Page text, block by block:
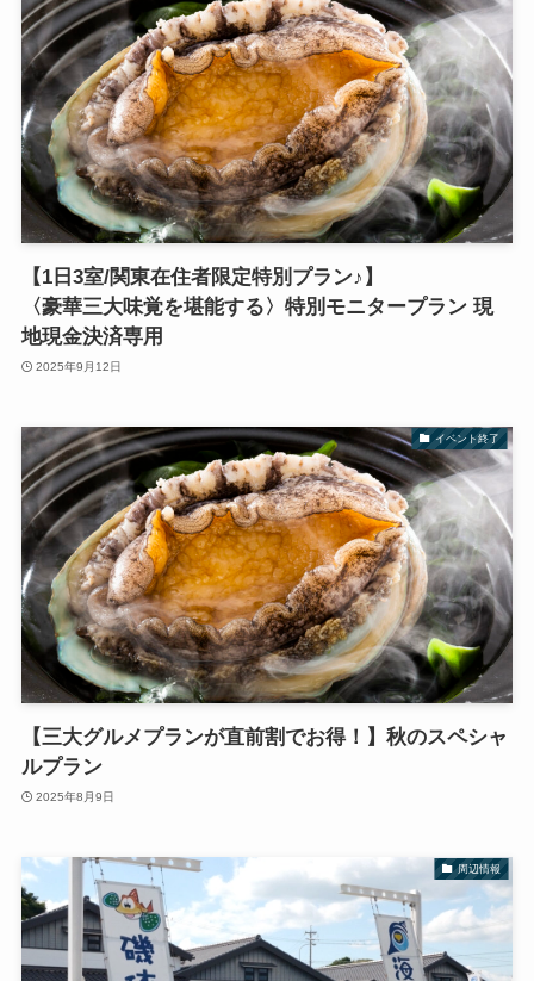
【1日3室/関東在住者限定特別プラン♪】
〈豪華三大味覚を堪能する〉特別モニタープラン 現
地現金決済専用
2025年9月12日
イベント終了
【三大グルメプランが直前割でお得！】秋のスペシャ
ルプラン
2025年8月9日
周辺情報